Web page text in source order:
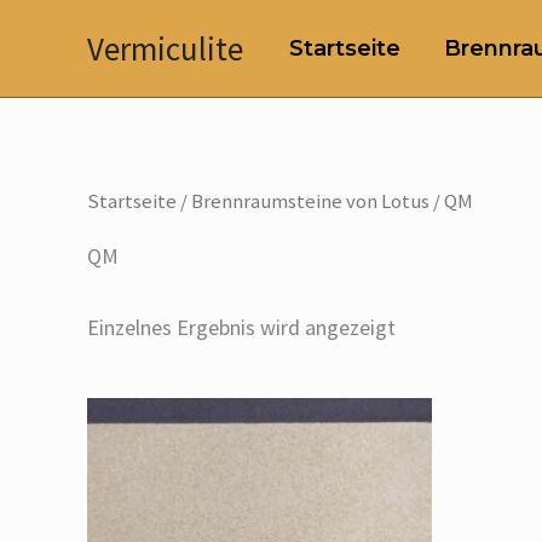
Vermiculite Startseite
Startseite /Brennraumsteine von Lotus / QM
QM
Einzelnes Ergebnis wird angezeigt